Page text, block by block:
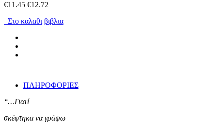
€11.45 €12.72
Στο καλαθι βιβλια
ΠΛΗΡΟΦΟΡΙΕΣ
‘‘…Γιατί
σκέφτηκα να γράψω